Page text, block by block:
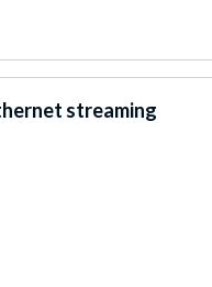
streaming